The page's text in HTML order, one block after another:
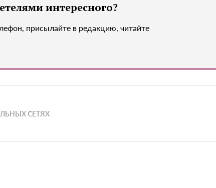
интересного?
присылайте в редакцию, читайте
СЕТЯХ